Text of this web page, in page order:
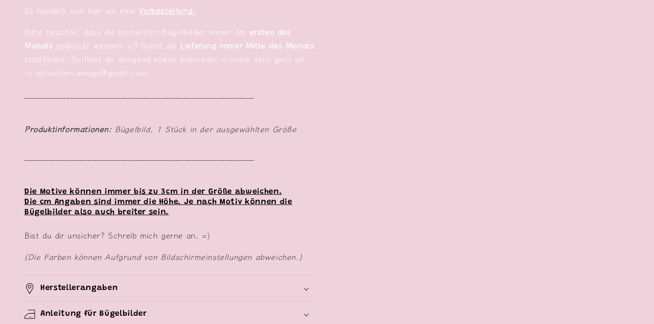
Es handelt sich hier um eineVorbestellung.
Bitte beachte, dass die bestellten Bügelbilder immer am ersten des
Monats gedruckt werden. <3 Somit die Lieferung immer Mitte des Monats
stattfindet. Solltest du dringend etwas brauchen, schreib mich gern an.
-> nelinchen.design@gmail.com
Produktinformationen: Bügelbild, 1 Stück in der ausgewählten Größe
Die Motive können immer bis zu 3cm in der Größe abweichen.
Die cm Angaben sind immer die Höhe. Je nach Motiv können die
Bügelbilder also auch breiter sein.
Bist du dir unsicher? Schreib mich gerne an. =)
(Die Farben können Aufgrund von Bildschirmeinstellungen abweichen.)
Herstellerangaben
Anleitung für Bügelbilder